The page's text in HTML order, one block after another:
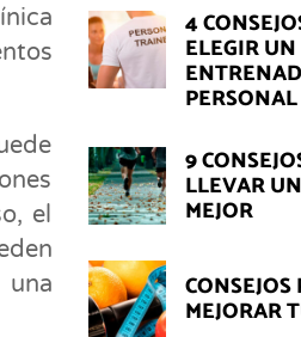
el
una
4
ELEGIR UN
PERSONAL
9
LLEVAR
MEJOR
CONSEJOS
MEJORAR